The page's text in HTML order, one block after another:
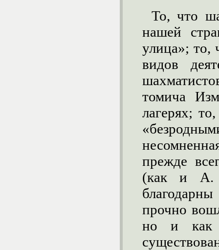
То, что
нашей
улица»; то,
видов
томича
лагерях;
прежде
(как и А.
прочно
но и как